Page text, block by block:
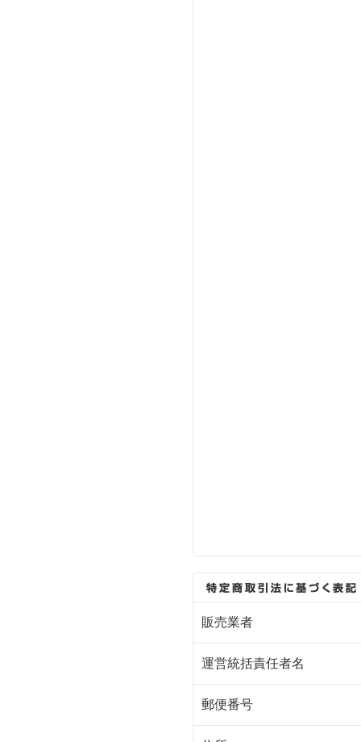
販売業者
運営統括責任者名
郵便番号